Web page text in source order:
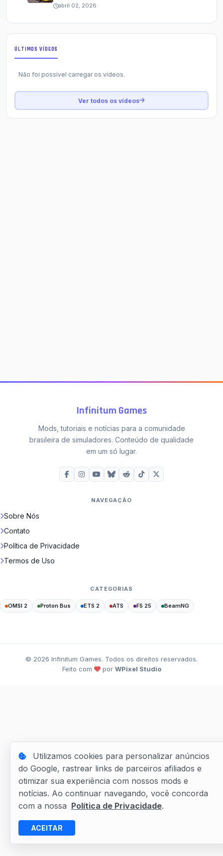
abril 02, 2026
ÚLTIMOS VÍDEOS
Não foi possível carregar os vídeos.
Ver todos os vídeos
Infinitum Games
Mods, tutoriais e notícias para a comunidade
brasileira de simuladores. Conteúdo de qualidade
em um só lugar.
NAVEGAÇÃO
Sobre Nós
Contato
Política de Privacidade
Termos de Uso
CATEGORIAS
OMSI 2 Proton Bus ETS 2 ATS FS 25 BeamNG
© 2026 Infinitum Games. Todos os direitos reservados.
Feito com
por WPixel Studio
Utilizamos cookies para personalizar anúncios
do Google, rastrear links de parceiros afiliados e
otimizar sua experiência com nossos mods e
notícias. Ao continuar navegando, você concorda
com a nossa Política de Privacidade.
ACEITAR